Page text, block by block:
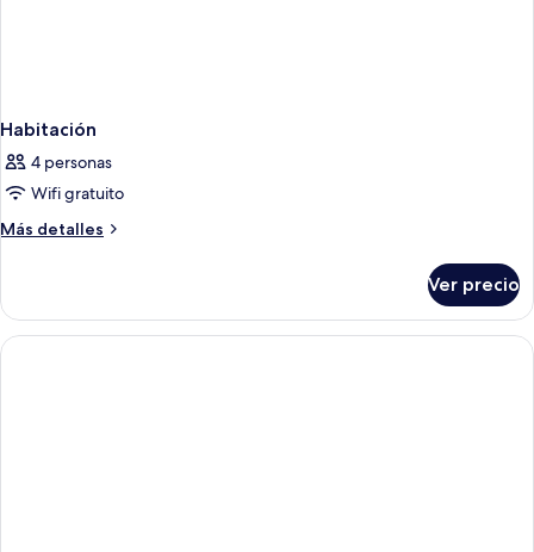
Habitación
4 personas
Wifi gratuito
Más detalles
Más
Ver precio